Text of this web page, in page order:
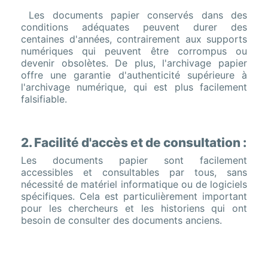
Les documents papier conservés dans des
conditions adéquates peuvent durer des
centaines d'années, contrairement aux supports
numériques qui peuvent être corrompus ou
devenir obsolètes. De plus, l'archivage papier
offre une garantie d'authenticité supérieure à
l'archivage numérique, qui est plus facilement
falsifiable.
2. Facilité d'accès et de consultation :
Les documents papier sont facilement
accessibles et consultables par tous, sans
nécessité de matériel informatique ou de logiciels
spécifiques. Cela est particulièrement important
pour les chercheurs et les historiens qui ont
besoin de consulter des documents anciens.